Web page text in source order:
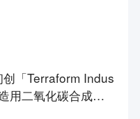
「Terraform Indus
用二氧化碳合成碳